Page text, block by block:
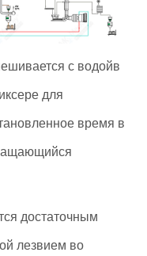
с водойв
для
время в
достаточным
лезвием во